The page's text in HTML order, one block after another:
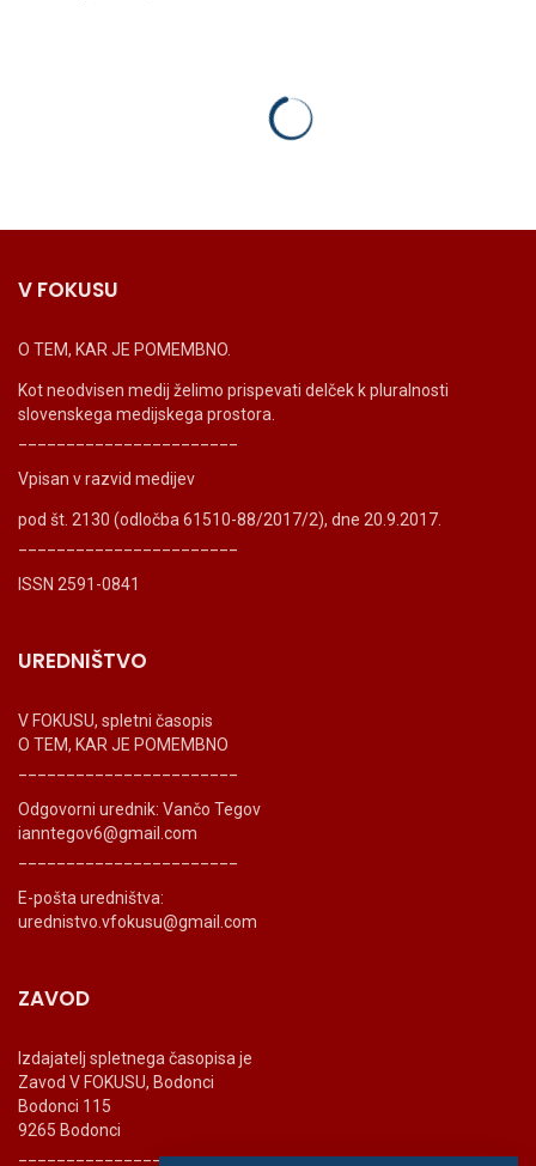
V FOKUSU
O TEM, KAR JE POMEMBNO.
Kot neodvisen medij želimo prispevati delček k pluralnosti
slovenskega medijskega prostora.
Vpisan v razvid medijev
pod št. 2130 (odločba 61510-88/2017/2), dne 20.9.2017.
ISSN 2591-0841
UREDNIŠTVO
V FOKUSU, spletni časopis
O TEM, KAR JE POMEMBNO
Odgovorni urednik: Vančo Tegov
ianntegov6@gmail.com
E-pošta uredništva:
urednistvo.vfokusu@gmail.com
ZAVOD
Izdajatelj spletnega časopisa je
Zavod V FOKUSU, Bodonci
Bodonci 115
9265 Bodonci
_______________________